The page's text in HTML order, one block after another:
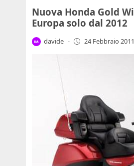
Nuova Honda Gold
Europa solo dal 2012
davide - 24 Febbraio 2011